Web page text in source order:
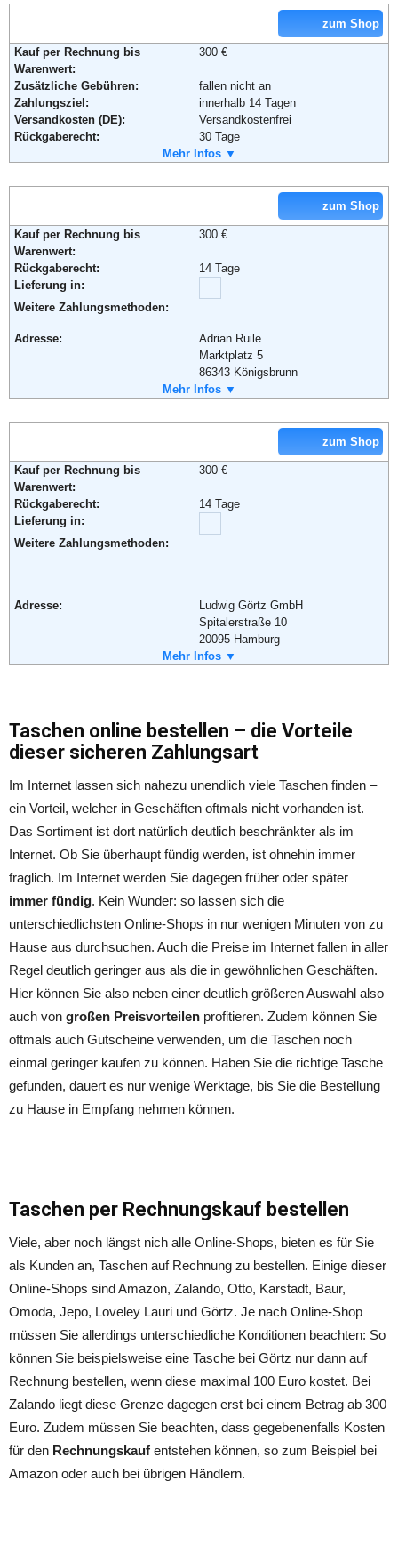
Lieferung in:
Adresse:
4 Fashion24 GmbH
Blumenberger Str. 143-145
41061 Mönchengladbach
Telefon:
02161-8496622
02161-8496623
Soziale Kanäle:
Weiterführende Informationen:
zum Shop
Kauf per Rechnung bis
Warenwert:
300 €
Zusätzliche Gebühren:
fallen nicht an
Zahlungsziel:
innerhalb 14 Tagen
Versandkosten (DE):
Versandkostenfrei
Rückgaberecht:
30 Tage
Ja
Lieferung in:
Adresse:
Zalando AG
10437 Berlin
Telefon:
Fax:
Soziale Kanäle:
Weiterführende Informationen: Blog,AGB
Mehr Infos ▼
zum Shop
Kauf per Rechnung bis
Warenwert:
300 €
Rückgaberecht:
14 Tage
Lieferung in:
Weitere Zahlungsmethoden:
Adresse:
Adrian Ruile
Marktplatz 5
86343 Königsbrunn
08231/9240771
Soziale Kanäle:
Weiterführende Informationen: Blog,AGB
Mehr Infos ▼
zum Shop
Kauf per Rechnung bis
Warenwert:
300 €
Rückgaberecht:
14 Tage
Lieferung in:
Weitere Zahlungsmethoden:
Adresse:
Ludwig Görtz GmbH
Spitalerstraße 10
20095 Hamburg
+49 (0) 800 - 46 46 37 89
Mehr Infos ▼
Taschen online bestellen – die Vorteile
dieser sicheren Zahlungsart
Im Internet lassen sich nahezu unendlich viele Taschen finden –
ein Vorteil, welcher in Geschäften oftmals nicht vorhanden ist.
Das Sortiment ist dort natürlich deutlich beschränkter als im
Internet. Ob Sie überhaupt fündig werden, ist ohnehin immer
fraglich. Im Internet werden Sie dagegen früher oder später
immer fündig. Kein Wunder: so lassen sich die
unterschiedlichsten Online-Shops in nur wenigen Minuten von zu
Hause aus durchsuchen. Auch die Preise im Internet fallen in aller
Regel deutlich geringer aus als die in gewöhnlichen Geschäften.
Hier können Sie also neben einer deutlich größeren Auswahl also
auch von großen Preisvorteilen profitieren. Zudem können Sie
oftmals auch Gutscheine verwenden, um die Taschen noch
einmal geringer kaufen zu können. Haben Sie die richtige Tasche
gefunden, dauert es nur wenige Werktage, bis Sie die Bestellung
zu Hause in Empfang nehmen können.
Taschen per Rechnungskauf bestellen
Viele, aber noch längst nich alle Online-Shops, bieten es für Sie
als Kunden an, Taschen auf Rechnung zu bestellen. Einige dieser
Online-Shops sind Amazon, Zalando, Otto, Karstadt, Baur,
Omoda, Jepo, Loveley Lauri und Görtz. Je nach Online-Shop
müssen Sie allerdings unterschiedliche Konditionen beachten: So
können Sie beispielsweise eine Tasche bei Görtz nur dann auf
Rechnung bestellen, wenn diese maximal 100 Euro kostet. Bei
Zalando liegt diese Grenze dagegen erst bei einem Betrag ab 300
Euro. Zudem müssen Sie beachten, dass gegebenenfalls Kosten
für den Rechnungskauf entstehen können, so zum Beispiel bei
Amazon oder auch bei übrigen Händlern.